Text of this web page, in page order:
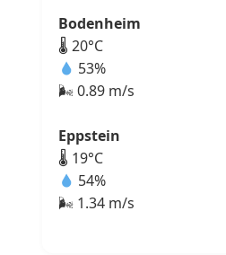
Bodenheim
🌡 20°C
53%
🌬 0.89 m/s
Eppstein
🌡 19°C
54%
🌬 1.34 m/s